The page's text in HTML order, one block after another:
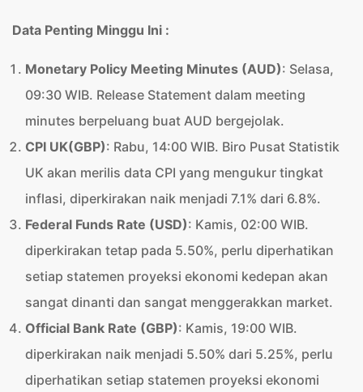
Data Penting Minggu Ini :
Monetary Policy Meeting Minutes (AUD): Selasa,
09:30 WIB. Release Statement dalam meeting
minutes berpeluang buat AUD bergejolak.
CPI UK(GBP): Rabu, 14:00 WIB. Biro Pusat Statistik
UK akan merilis data CPI yang mengukur tingkat
inflasi, diperkirakan naik menjadi 7.1% dari 6.8%.
Federal Funds Rate (USD): Kamis, 02:00 WIB.
diperkirakan tetap pada 5.50%, perlu diperhatikan
setiap statemen proyeksi ekonomi kedepan akan
sangat dinanti dan sangat menggerakkan market.
Official Bank Rate (GBP): Kamis, 19:00 WIB.
diperkirakan naik menjadi 5.50% dari 5.25%, perlu
diperhatikan setiap statemen proyeksi ekonomi